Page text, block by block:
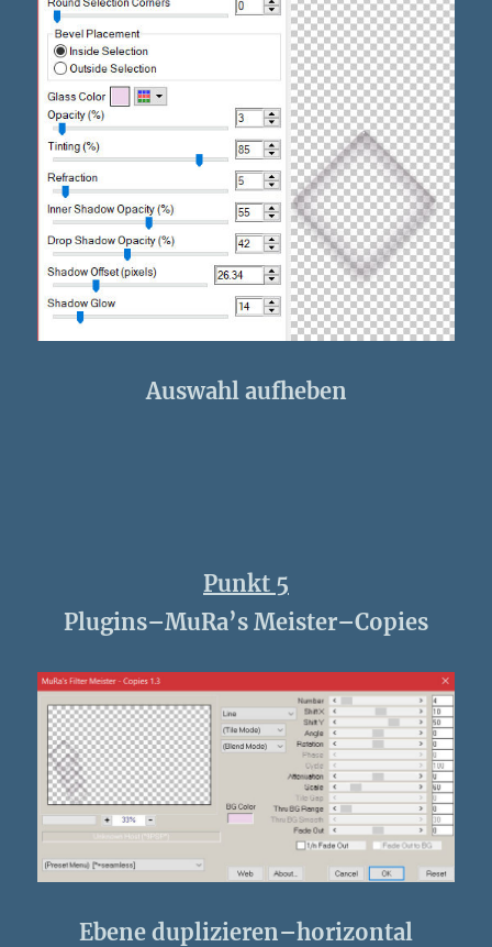
Auswahl aufheben
Punkt 5
Plugins–MuRa’s Meister–Copies
Ebene duplizieren–horizontal